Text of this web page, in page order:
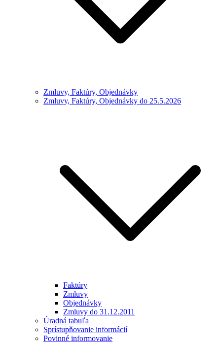
Zmluvy, Faktúry, Objednávky
Zmluvy, Faktúry, Objednávky do 25.5.2026
Faktúry
Zmluvy
Objednávky
Zmluvy do 31.12.2011
Úradná tabuľa
Sprístupňovanie informácií
Povinné informovanie